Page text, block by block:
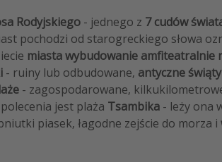
Rodyjskiego - jednego z 7 cudów
pochodzi od starogreckiego słowa
miasta wybudowanie amfiteatralnie
- ruiny lub odbudowane, antyczne
- zagospodarowane,
jest plaża Tsambika - leży ona
piasek, łagodne zejście do morza i